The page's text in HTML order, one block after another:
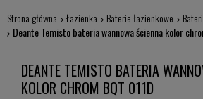
Strona główna Łazienka Baterie łazienkowe
Deante Temisto bateria wannowa ścienna kolor
DEANTE TEMISTO BATERIA
KOLOR CHROM BQT 011D